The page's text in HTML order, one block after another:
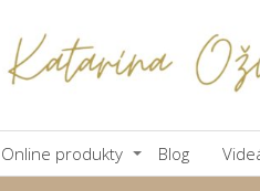
Online produkty Blog